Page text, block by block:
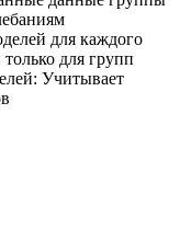
для каждого
для групп
Учитывает